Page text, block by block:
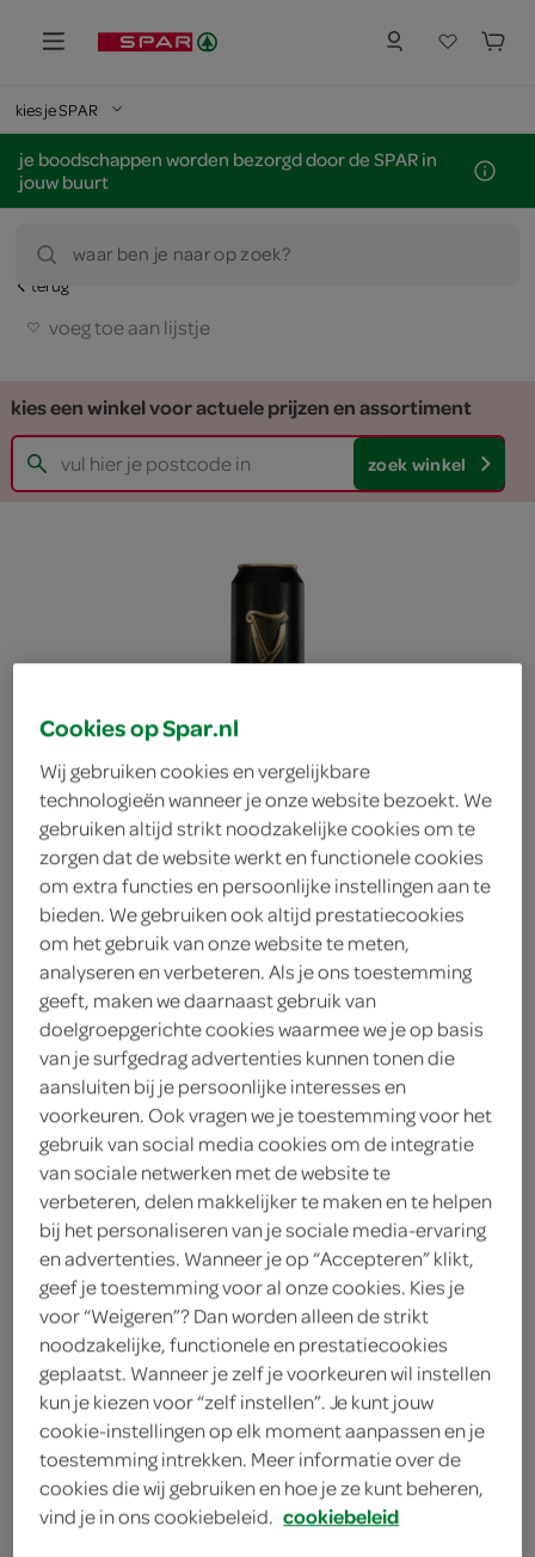
kies je SPAR
je boodschappen worden bezorgd door de SPAR in
jouw buurt
waar ben je naar op zoek?
terug
voeg toe aan lijstje
kies een winkel voor actuele prijzen en assortiment
zoek winkel
Guinness Bier Draught
blik
Guinness
< 25 jaar? Laat je legitimatie zien
< 18 jaar verkopen wij geen
alcohol
meer informatie
3.
20
500 Milliliter
Let op: aanbiedingen zijn niet zichtbaar bij de
Cookies op Spar.nl
Wij gebruiken cookies en vergelijkbare
technologieën wanneer je onze website bezoekt. We
gebruiken altijd strikt noodzakelijke cookies om te
zorgen dat de website werkt en functionele cookies
om extra functies en persoonlijke instellingen aan te
bieden. We gebruiken ook altijd prestatiecookies
om het gebruik van onze website te meten,
analyseren en verbeteren. Als je ons toestemming
geeft, maken we daarnaast gebruik van
doelgroepgerichte cookies waarmee we je op basis
van je surfgedrag advertenties kunnen tonen die
aansluiten bij je persoonlijke interesses en
voorkeuren. Ook vragen we je toestemming voor het
gebruik van social media cookies om de integratie
van sociale netwerken met de website te
verbeteren, delen makkelijker te maken en te helpen
bij het personaliseren van je sociale media-ervaring
en advertenties. Wanneer je op “Accepteren” klikt,
geef je toestemming voor al onze cookies. Kies je
voor “Weigeren”? Dan worden alleen de strikt
noodzakelijke, functionele en prestatiecookies
geplaatst. Wanneer je zelf je voorkeuren wil instellen
kun je kiezen voor “zelf instellen”. Je kunt jouw
cookie-instellingen op elk moment aanpassen en je
toestemming intrekken. Meer informatie over de
cookies die wij gebruiken en hoe je ze kunt beheren,
vind je in ons cookiebeleid. cookiebeleid